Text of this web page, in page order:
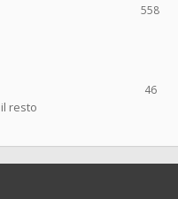
558
resto
46